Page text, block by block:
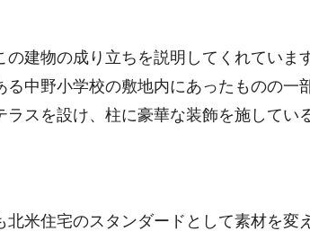
の建物の成り立ちを説明してくれてい
る中野小学校の敷地内にあったものの
スを設け、柱に豪華な装飾を施してい
北米住宅のスタンダードとして素材を